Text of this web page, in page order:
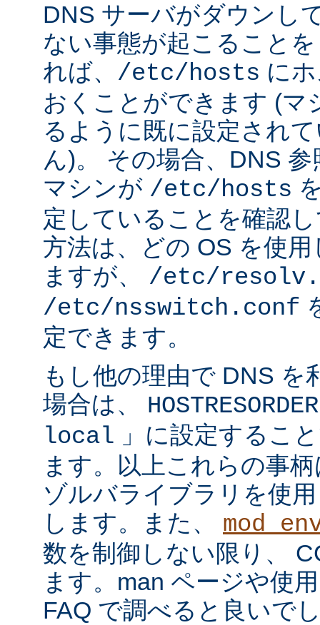
DNS サーバがダウンし
ない事態が起こること
れば、 /etc/hosts に
おくことができます (マ
るように既に設定され
ん)。 その場合、DNS
マシンが /etc/hosts
定していることを確認
方法は、どの OS を使
ますが、 /etc/
/etc/nsswitch.conf
定できます。
もし他の理由で DNS を
場合は、 HOSTRESORDER
local 」に設定するこ
ます。以上これらの事
ゾルバライブラリを使
します。また、
数を制御しない限り、
ます。man ページや使
FAQ で調べると良いで